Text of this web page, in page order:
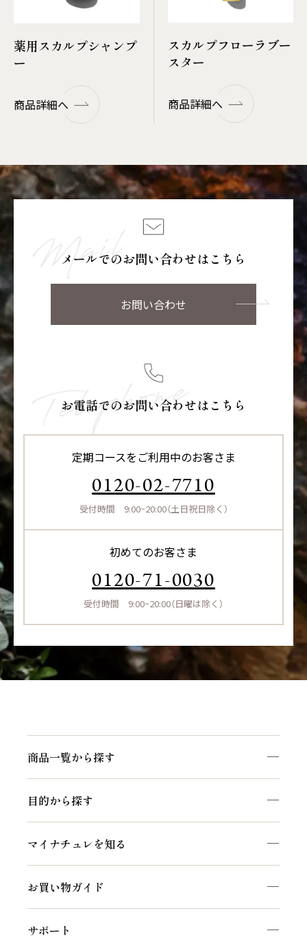
薬用スカルプシャンプ
ー
商品詳細へ
スカルプフローラブー
スター
商品詳細へ
メールでのお問い合わせはこちら
お問い合わせ
お電話でのお問い合わせはこちら
定期コースをご利用中のお客さま
0120-02-7710
受付時間 9:00~20:00（土日祝日除く）
初めてのお客さま
0120-71-0030
受付時間 9:00~20:00（日曜は除く）
商品一覧から探す
マイナチュレシリーズ
サポートアイテム
お得なおまとめ定期コース
目的から探す
ヘアケア
白髪ケア
インナーケア
マイナチュレを知る
マイナチュレコラム
セルフケア動画
お買い物ガイド
ご利用方法
サポート